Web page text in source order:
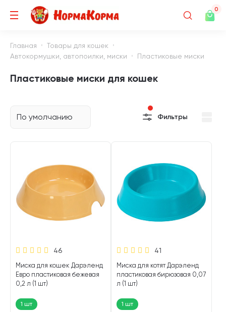
0
Главная
Товары для кошек
Автокормушки, автопоилки, миски
Пластиковые миски
Пластиковые миски для кошек
По умолчанию Фильтры
46
Миска для кошек Дарэленд
Евро пластиковая бежевая
0,2 л (1 шт)
1 шт
41
Миска для котят Дарэленд
пластиковая бирюзовая 0,07
л (1 шт)
1 шт